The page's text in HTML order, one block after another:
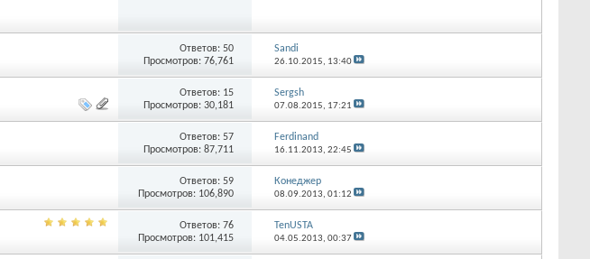
Ответов:50
Просмотров: 76,761
Sandi
26.10.2015, 13:40
Ответов: 15
Просмотров: 30,181
Sergsh
07.08.2015, 17:21
Ответов:57
Просмотров: 87,711
Ferdinand
16.11.2013, 22:45
Ответов:59
Просмотров: 106,890
Конеджер
08.09.2013, 01:12
Ответов:76
Просмотров: 101,415
TenUSTA
04.05.2013, 00:37